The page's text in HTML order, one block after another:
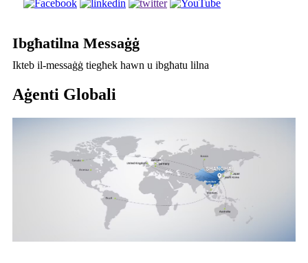
Ibgħatilna Messaġġ
Ikteb il-messaġġ tiegħek hawn u ibgħatu lilna
Aġenti Globali